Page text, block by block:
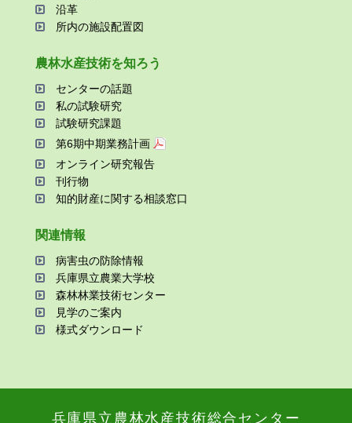
沿⾰
所内の施設配置図
農林⽔産技術を知ろう
センターの話題
私の試験研究
試験研究課題
第6期中期業務計画
オンライン研究報告
刊⾏物
知的財産に関する相談窓⼝
関連情報
病害⾍の防除情報
兵庫県⽴農業⼤学校
森林林業技術センター
⾒学のご案内
様式ダウンロード
兵庫県⽴農林⽔産技術総合センター